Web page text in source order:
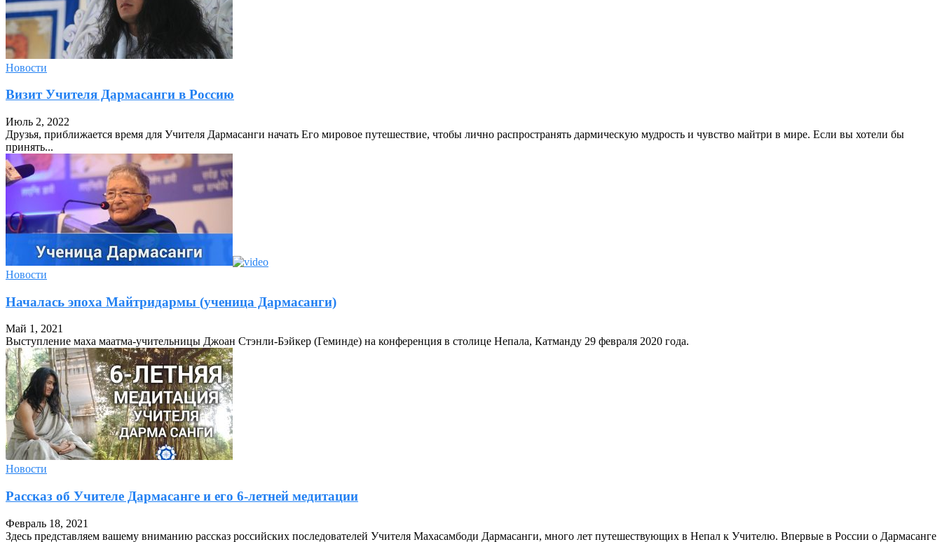
Новости
Визит Учителя Дармасанги в Россию
Июль 2, 2022
Друзья, приближается время для Учителя Дармасанги начать Его мировое путешествие, чтобы лично распространять дармическую мудрость и чувство майтри в мире. Если вы хотели бы
принять...
Новости
Началась эпоха Майтридармы (ученица Дармасанги)
Май 1, 2021
Выступление маха маатма-учительницы Джоан Стэнли-Бэйкер (Геминде) на конференция в столице Непала, Катманду 29 февраля 2020 года.
Новости
Рассказ об Учителе Дармасанге и его 6-летней медитации
Февраль 18, 2021
Здесь представляем вашему вниманию рассказ российских последователей Учителя Махасамбоди Дармасанги, много лет путешествующих в Непал к Учителю. Впервые в России о Дармасанге